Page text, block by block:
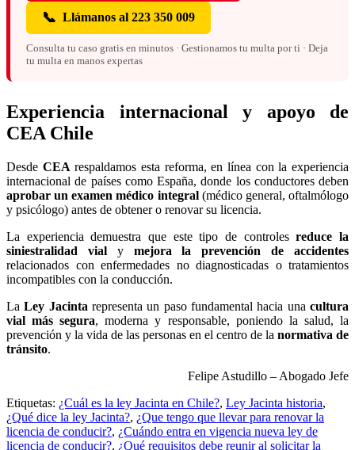
📞 Llámanos al 223 350 009
Consulta tu caso gratis en minutos · Gestionamos tu multa por ti · Deja
tu multa en manos expertas
Experiencia internacional y apoyo de
CEA Chile
Desde CEA respaldamos esta reforma, en línea con la experiencia
internacional de países como España, donde los conductores deben
aprobar un examen médico integral(médico general, oftalmólogo
y psicólogo) antes de obtener o renovar su licencia.
La experiencia demuestra que este tipo de controlesreduce la
siniestralidad vialy mejora la prevención de accidentes
relacionados con enfermedades no diagnosticadas o tratamientos
incompatibles con la conducción.
La Ley Jacinta representa un paso fundamental hacia unacultura
vial más segura, moderna y responsable, poniendo la salud, la
prevención y la vida de las personas en el centro de la normativa de
tránsito.
Felipe Astudillo – Abogado Jefe
Etiquetas: ¿Cuál es la ley Jacinta en Chile?, Ley Jacinta historia,
¿Qué dice la ley Jacinta?, ¿Que tengo que llevar para renovar la
licencia de conducir?, ¿Cuándo entra en vigencia nueva ley de
licencia de conducir?, ¿Qué requisitos debe reunir al solicitar la